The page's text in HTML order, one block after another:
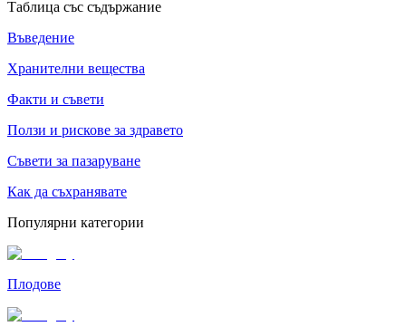
Таблица със съдържание
Въведение
Хранителни вещества
Факти и съвети
Ползи и рискове за здравето
Съвети за пазаруване
Как да съхранявате
Популярни категории
Плодове